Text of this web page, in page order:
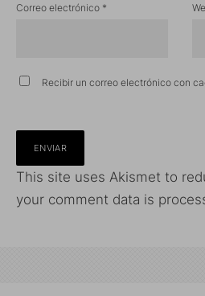
Correo electrónico *
Recibir un correo electrónico con
This site uses Akismet to
your comment data is